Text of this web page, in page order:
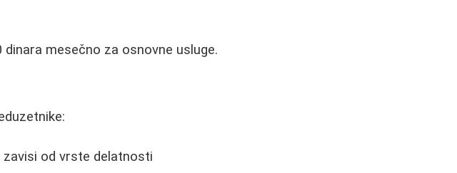
mesečno za osnovne usluge.
od vrste delatnosti